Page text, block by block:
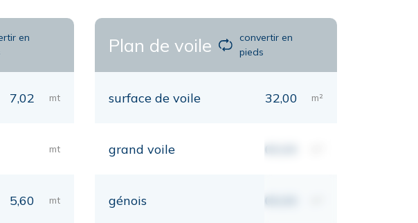
en
7,02 mt
mt
5,60 mt
Plan de voile
convertir en
pieds
surface de voile 32,00 m²
grand voile 00,00
génois 00,00